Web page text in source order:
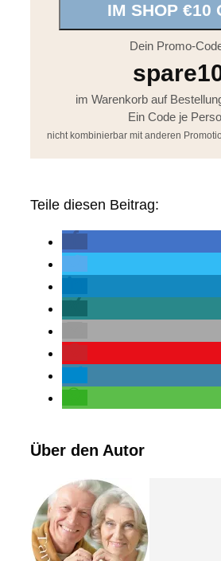
IM SHOP €10
Dein Promo-
im Warenkorb auf
Ein Code je
nicht kombinierbar mit anderen
Teile diesen Beitrag:
Über den Autor